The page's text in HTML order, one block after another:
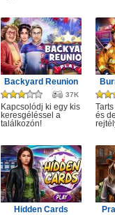
Backyard Reunion
37K
Kapcsolódj ki egy kis
keresgéléssel a
találkozón!
és
Hidden Cards